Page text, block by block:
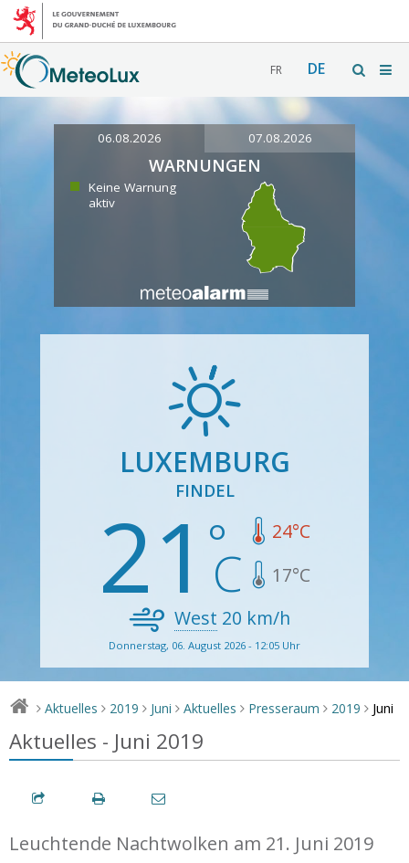
FR DE
06.08.2026 07.08.2026
WARNUNGEN
Keine Warnung
aktiv
LUXEMBURG
FINDEL
21 24°C
17°C
West 20 km/h
Donnerstag, 06. August 2026 - 12:05 Uhr
> Aktuelles > 2019 > Juni > Aktuelles > Presseraum > 2019 > Juni
Aktuelles - Juni 2019
Leuchtende Nachtwolken am 21. Juni 2019